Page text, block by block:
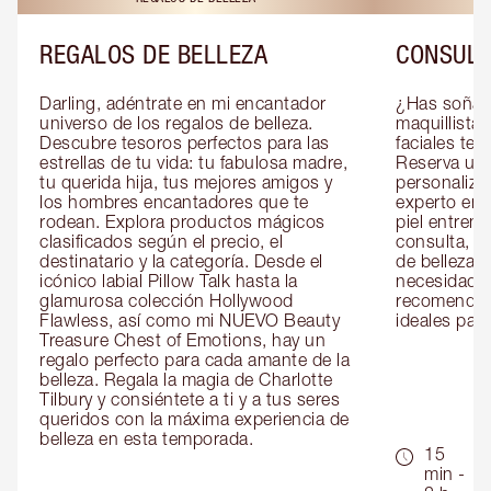
REGALOS DE BELLEZA
Darling, adéntrate en mi encantador
universo de los regalos de belleza.
Descubre tesoros perfectos para las
estrellas de tu vida: tu fabulosa madre,
tu querida hija, tus mejores amigos y
los hombres encantadores que te
rodean. Explora productos mágicos
clasificados según el precio, el
destinatario y la categoría. Desde el
icónico labial Pillow Talk hasta la
glamurosa colección Hollywood
Flawless, así como mi NUEVO Beauty
Treasure Chest of Emotions, hay un
regalo perfecto para cada amante de la
belleza. Regala la magia de Charlotte
Tilbury y consiéntete a ti y a tus seres
queridos con la máxima experiencia de
belleza en esta temporada.
¿Has
maquillista
faciales te
Reserva
experto en
piel
consulta,
de belleza
ideales
15
min -